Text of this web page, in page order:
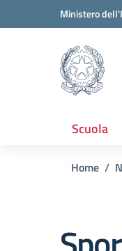
Vai ai contenuti
Vai al menu di navigazione
Ministero
scuola
Scuola
Home